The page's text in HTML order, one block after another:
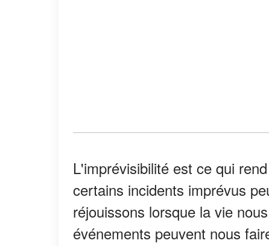
L'imprévisibilité est ce qui
certains incidents imprévus
réjouissons lorsque la vie
événements peuvent nous